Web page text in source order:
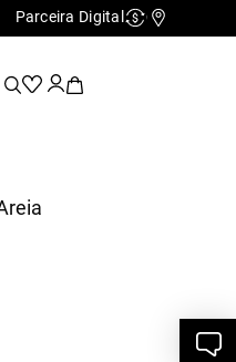
Parceira Digital Cashback